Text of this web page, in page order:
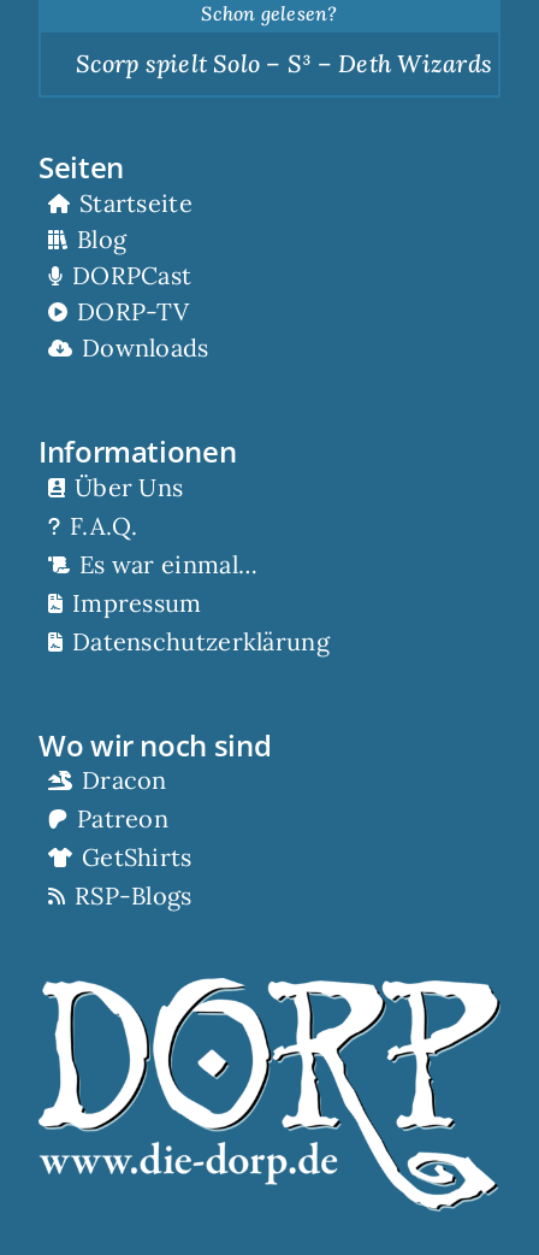
Schon gelesen?
Scorp spielt Solo – S³ – Deth Wizards –
Seiten
Startseite
Blog
DORPCast
DORP-TV
Downloads
Informationen
Über Uns
F.A.Q.
Es war einmal…
Impressum
Datenschutzerklärung
Wo wir noch sind
Dracon
Patreon
GetShirts
RSP-Blogs